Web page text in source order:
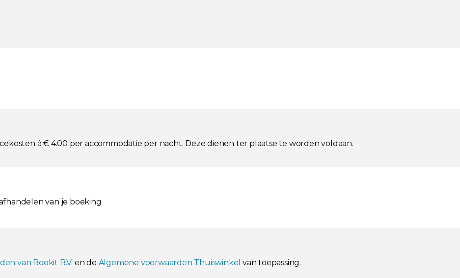
à € 4.00 per accommodatie per nacht. Deze dienen ter plaatse te worden voldaan.
van je boeking
van Bookit B.V. en de Algemene voorwaarden Thuiswinkel van toepassing.